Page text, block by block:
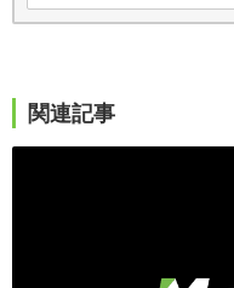
関連記事